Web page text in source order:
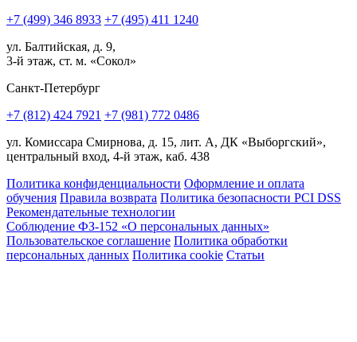
+7 (499) 346 8933 +7 (495) 411 1240
ул. Балтийская, д. 9,
3-й этаж, ст. м. «Сокол»
Санкт-Петербург
+7 (812) 424 7921 +7 (981) 772 0486
ул. Комиссара Смирнова, д. 15, лит. А, ДК «Выборгский»,
центральный вход, 4-й этаж, каб. 438
Политика конфиденциальности Оформление и оплата
обучения Правила возврата Политика безопасности PCI DSS
Рекомендательные технологии
Соблюдение ФЗ-152 «О персональ­ных данных»
Пользовательское соглашение Политика обработки
персональных данных Политика cookie Статьи